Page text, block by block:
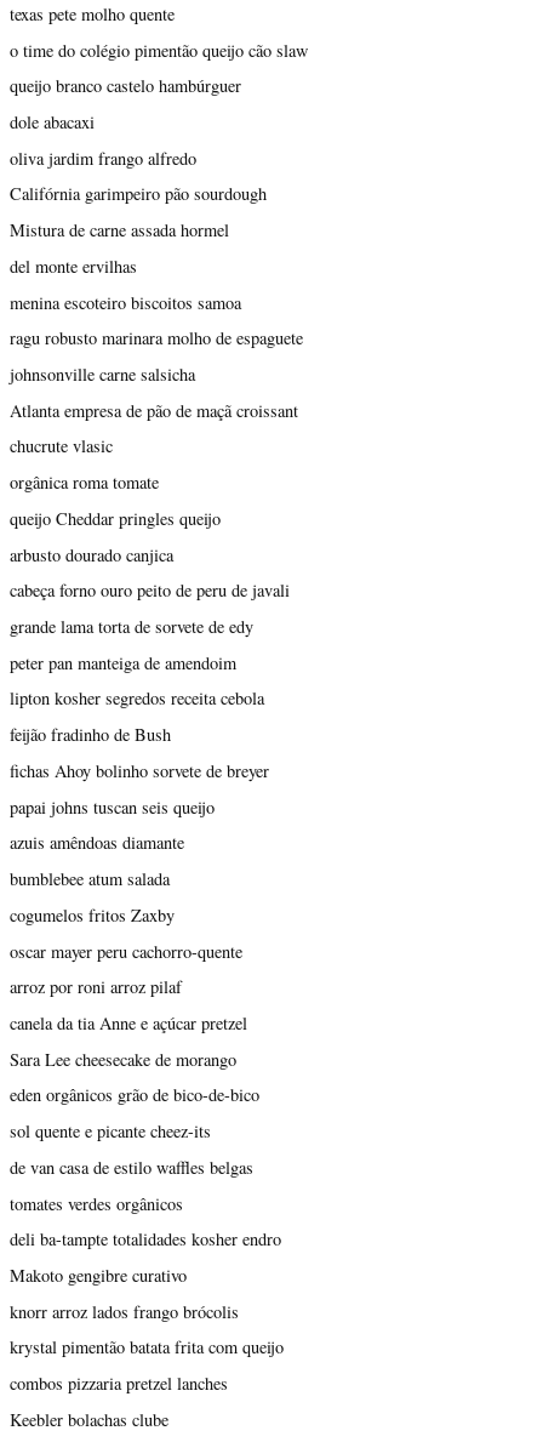
texas pete molho quente
o time do colégio pimentão queijo cão slaw
queijo branco castelo hambúrguer
dole abacaxi
oliva jardim frango alfredo
Califórnia garimpeiro pão sourdough
Mistura de carne assada hormel
del monte ervilhas
menina escoteiro biscoitos samoa
ragu robusto marinara molho de espaguete
johnsonville carne salsicha
Atlanta empresa de pão de maçã croissant
chucrute vlasic
orgânica roma tomate
queijo Cheddar pringles queijo
arbusto dourado canjica
cabeça forno ouro peito de peru de javali
grande lama torta de sorvete de edy
peter pan manteiga de amendoim
lipton kosher segredos receita cebola
feijão fradinho de Bush
fichas Ahoy bolinho sorvete de breyer
papai johns tuscan seis queijo
azuis amêndoas diamante
bumblebee atum salada
cogumelos fritos Zaxby
oscar mayer peru cachorro-quente
arroz por roni arroz pilaf
canela da tia Anne e açúcar pretzel
Sara Lee cheesecake de morango
eden orgânicos grão de bico-de-bico
sol quente e picante cheez-its
de van casa de estilo waffles belgas
tomates verdes orgânicos
deli ba-tampte totalidades kosher endro
Makoto gengibre curativo
knorr arroz lados frango brócolis
krystal pimentão batata frita com queijo
combos pizzaria pretzel lanches
Keebler bolachas clube